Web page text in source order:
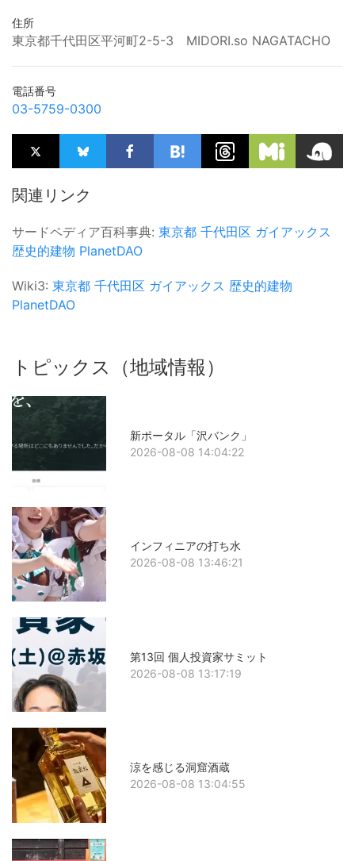
住所
東京都千代田区平河町2-5-3 MIDORI.so NAGATACHO
電話番号
03-5759-0300
関連リンク
サードペディア百科事典: 東京都 千代田区 ガイアックス
歴史的建物 PlanetDAO
Wiki3: 東京都 千代田区 ガイアックス 歴史的建物
PlanetDAO
トピックス（地域情報）
新ポータル「沢バンク」
2026-08-08 14:04:22
インフィニアの打ち水
2026-08-08 13:46:21
第13回 個人投資家サミット
2026-08-08 13:17:19
涼を感じる洞窟酒蔵
2026-08-08 13:04:55